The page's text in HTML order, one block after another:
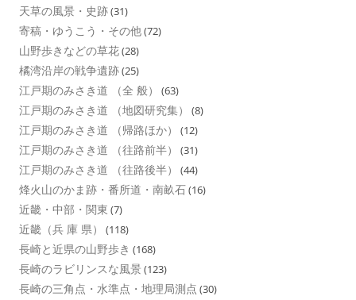
天草の風景・史跡(31)
寄稿・ゆうこう・その他(72)
山野歩きなどの草花(28)
橘湾沿岸の戦争遺跡(25)
江戸期のみさき道 （全 般） (63)
江戸期のみさき道 （地図研究集） (8)
江戸期のみさき道 （帰路ほか） (12)
江戸期のみさき道 （往路前半） (31)
江戸期のみさき道 （往路後半） (44)
烽火山のかま跡・番所道・南畝石(16)
近畿・中部・関東 (7)
近畿（兵 庫 県） (118)
長崎と近県の山野歩き (168)
長崎のラビリンスな風景 (123)
長崎の三角点・水準点・地理局測点 (30)